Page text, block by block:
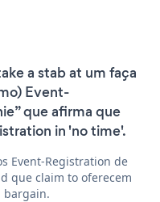
a stab at um faça
Event-
que afirma que
in 'no time'.
Event-Registration de
que claim to oferecem
bargain.